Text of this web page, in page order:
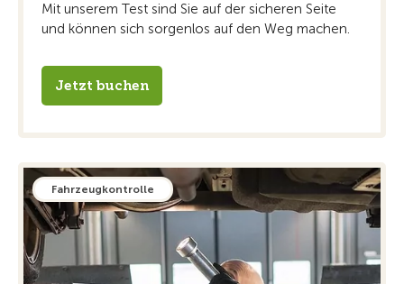
Mit unserem Test sind Sie auf der sicheren Seite
und können sich sorgenlos auf den Weg machen.
Jetzt buchen
Fahrzeugkontrolle